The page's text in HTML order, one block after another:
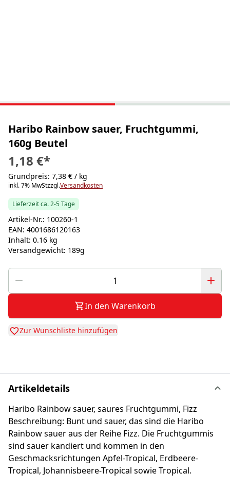
Haribo Rainbow sauer, Fruchtgummi,
160g Beutel
1,18 €*
Grundpreis: 7,38 € / kg
inkl. 7% MwStzzgl.Versandkosten
Lieferzeit ca. 2-5 Tage
Artikel-Nr.: 100260-1
EAN: 4001686120163
Inhalt: 0.16 kg
Versandgewicht: 189g
In den Warenkorb
Zur Wunschliste hinzufügen
Artikeldetails
Haribo Rainbow sauer, saures Fruchtgummi, Fizz
Beschreibung: Bunt und sauer, das sind die Haribo
Rainbow sauer aus der Reihe Fizz. Die Fruchtgummis
sind sauer kandiert und kommen in den
Geschmacksrichtungen Apfel-Tropical, Erdbeere-
Tropical, Johannisbeere-Tropical sowie Tropical.